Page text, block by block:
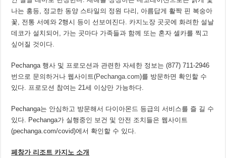
나는 홍등, 정교한 동양 스타일의 정원 다리, 아름답게 활짝 핀 복숭아
꽃, 전통 서예와 2행시 등이 선보여진다. 카지노장 곳곳에 화려한 설날
데코가 설치되어, 가는 곳마다 가족들과 함께 또는 혼자 셀카를 찍고
싶어질 것이다.
Pechanga 행사 및 프로모션과 관련한 자세한 정보는 (877) 711-2946
번으로 문의하거나 웹사이트(Pechanga.com)를 방문하면 확인할 수
있다. 프로모션 참여는 21세 이상만 가능하다.
Pechanga는 안심하고 방문해서 다이아몬드 등급의 서비스를 즐 길 수
있다. Pechanga가 실행중인 보건 및 안전 조치들은 웹사이트
(pechanga.com/covid)에서 확인할 수 있다.
페창가 리조트 카지노 소개